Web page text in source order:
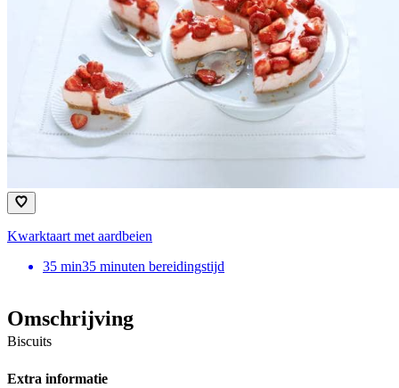
Kwarktaart met aardbeien
35 min35 minuten bereidingstijd
Omschrijving
Biscuits
Extra informatie